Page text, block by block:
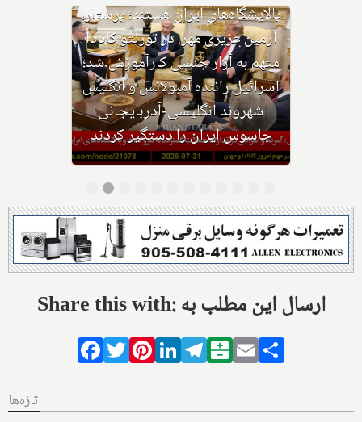
با وجود حکم بازداشت، چگونه
هواپیمای نتانیاهو از فراز کانادا
گذشت؟ ترامپ پس از حمله ایران به
اردن: به شدت به ایران حمله
می‌کنیم؛ حوثی‌ها: از تنگه باب‌المندب
عوارض عبور می‌گیریم
Share this with: ارسال این مطلب به
Facebook
TwitterPinterestLinkedIn
Telegram
Balatarin
Email
تازه‌ها